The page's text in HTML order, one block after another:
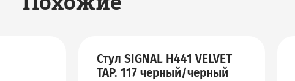
Стул SIGNAL H441 VELVET
TAP. 117 черный/черный